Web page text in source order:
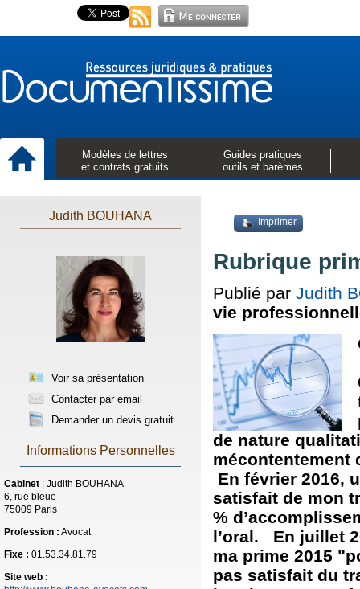
Modèles de lettres
et contrats gratuits
Guides pratiques
outils et barèmes
Judith BOUHANA
Voir sa présentation
Contacter par email
Demander un devis gratuit
Informations Personnelles
Cabinet : Judith BOUHANA
6, rue bleue
75009 Paris
Profession : Avocat
Fixe : 01.53.34.81.79
Site web :
Imprimer
Rubrique
Publié par Judith
vie
de nature
mécontentement
En février 2016,
satisfait de mon
%
l’oral. En juillet
ma prime 2015
pas satisfait du